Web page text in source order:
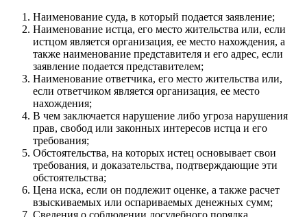
Наименование суда, в который подается заявление;
Наименование истца, его место жительства или, если
истцом является организация, ее место нахождения, а
также наименование представителя и его адрес, если
заявление подается представителем;
Наименование ответчика, его место жительства или,
если ответчиком является организация, ее место
нахождения;
В чем заключается нарушение либо угроза нарушения
прав, свобод или законных интересов истца и его
требования;
Обстоятельства, на которых истец основывает свои
требования, и доказательства, подтверждающие эти
обстоятельства;
Цена иска, если он подлежит оценке, а также расчет
взыскиваемых или оспариваемых денежных сумм;
Сведения о соблюдении досудебного порядка